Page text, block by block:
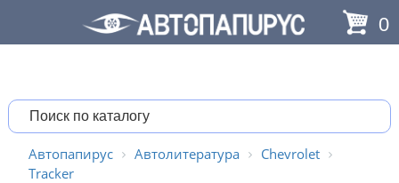
0
Автопапирус Автолитература
Chevrolet
Tracker